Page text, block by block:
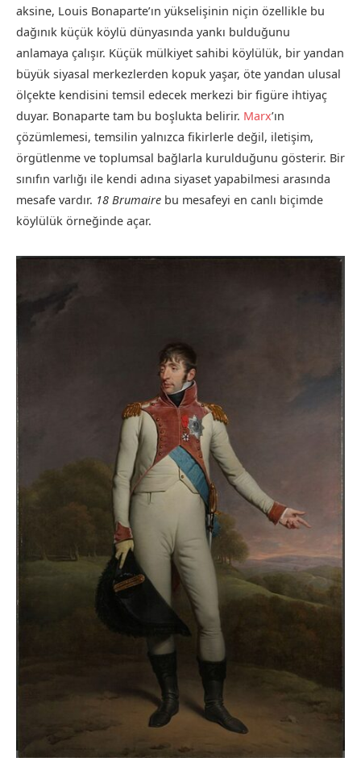
aksine, Louis Bonaparte’ın yükselişinin niçin özellikle bu
dağınık küçük köylü dünyasında yankı bulduğunu
anlamaya çalışır. Küçük mülkiyet sahibi köylülük, bir yandan
büyük siyasal merkezlerden kopuk yaşar, öte yandan ulusal
ölçekte kendisini temsil edecek merkezi bir figüre ihtiyaç
duyar. Bonaparte tam bu boşlukta belirir. Marx’ın
çözümlemesi, temsilin yalnızca fikirlerle değil, iletişim,
örgütlenme ve toplumsal bağlarla kurulduğunu gösterir. Bir
sınıfın varlığı ile kendi adına siyaset yapabilmesi arasında
mesafe vardır. 18 Brumaire bu mesafeyi en canlı biçimde
köylülük örneğinde açar.